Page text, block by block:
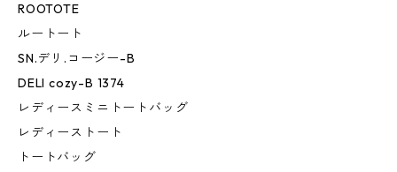
ROOTOTE
ルートート
SN.デリ.コージー-B
DELI cozy-B 1374
レディースミニトートバッグ
レディーストート
トートバッグ